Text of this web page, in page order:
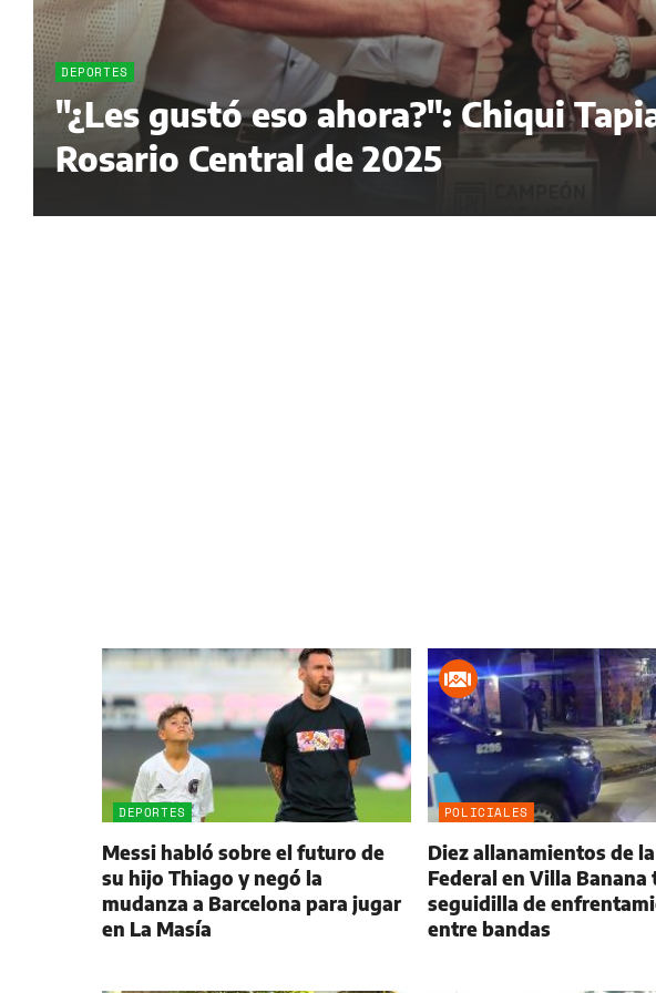
DEPORTES
"¿Les gustó eso ahora?": Chiqui
Rosario Central de 2025
DEPORTES
Messi habló sobre el futuro de
su hijo Thiago y negó la
mudanza a Barcelona para jugar
en La Masía
POLICIALES
Diez allanamientos de
Federal en Villa Banana
seguidilla de
entre bandas